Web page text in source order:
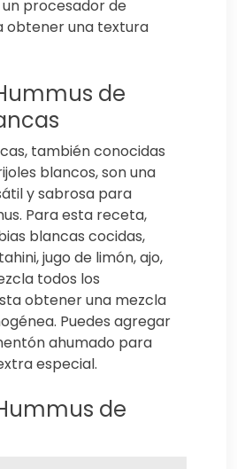
procesador de
obtener una textura
de
también conocidas
blancos, son una
y sabrosa para
Para esta receta,
blancas cocidas,
jugo de limón, ajo,
todos los
obtener una mezcla
Puedes agregar
ahumado para
especial.
de